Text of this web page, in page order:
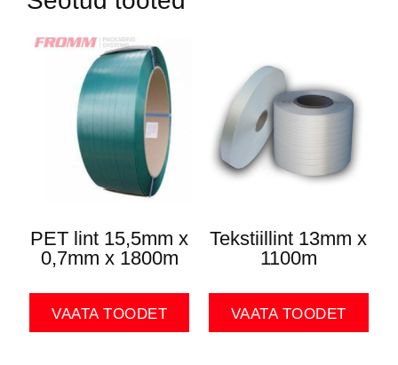
PET lint 15,5mm x
0,7mm x 1800m
VAATA TOODET
Tekstiillint 13mm x
1100m
VAATA TOODET